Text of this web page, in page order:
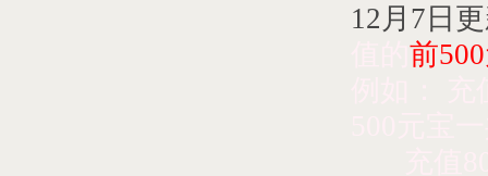
12 月 7 日
前